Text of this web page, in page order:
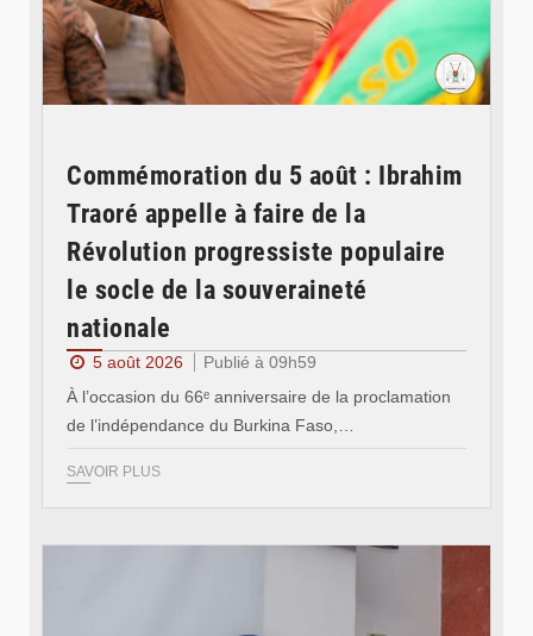
Commémoration du 5 août : Ibrahim
Traoré appelle à faire de la
Révolution progressiste populaire
le socle de la souveraineté
nationale
5 août 2026
Publié à 09h59
À l’occasion du 66ᵉ anniversaire de la proclamation
de l’indépendance du Burkina Faso,…
SAVOIR PLUS